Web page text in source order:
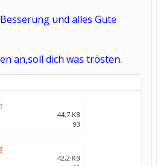
und alles Gute
an,soll dich was trösten.
44,7 KB
93
42,2 KB